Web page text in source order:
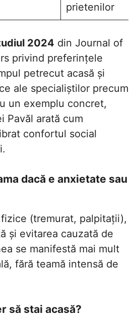
prietenilor
2024 din Journal of
privind preferințele
petrecut acasă și
ale specialiștilor precum
un exemplu concret,
Pavăl arată cum
confortul social
dacă e anxietate sau
(tremurat, palpitații),
și evitarea cauzată de
se manifestă mai mult
fără teamă intensă de
să stai acasă?